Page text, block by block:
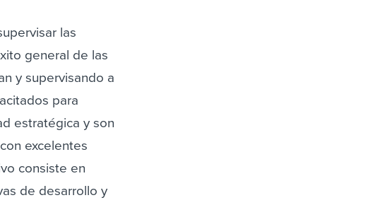
las
general de las
y supervisando a
para
estratégica y son
excelentes
consiste en
de desarrollo y